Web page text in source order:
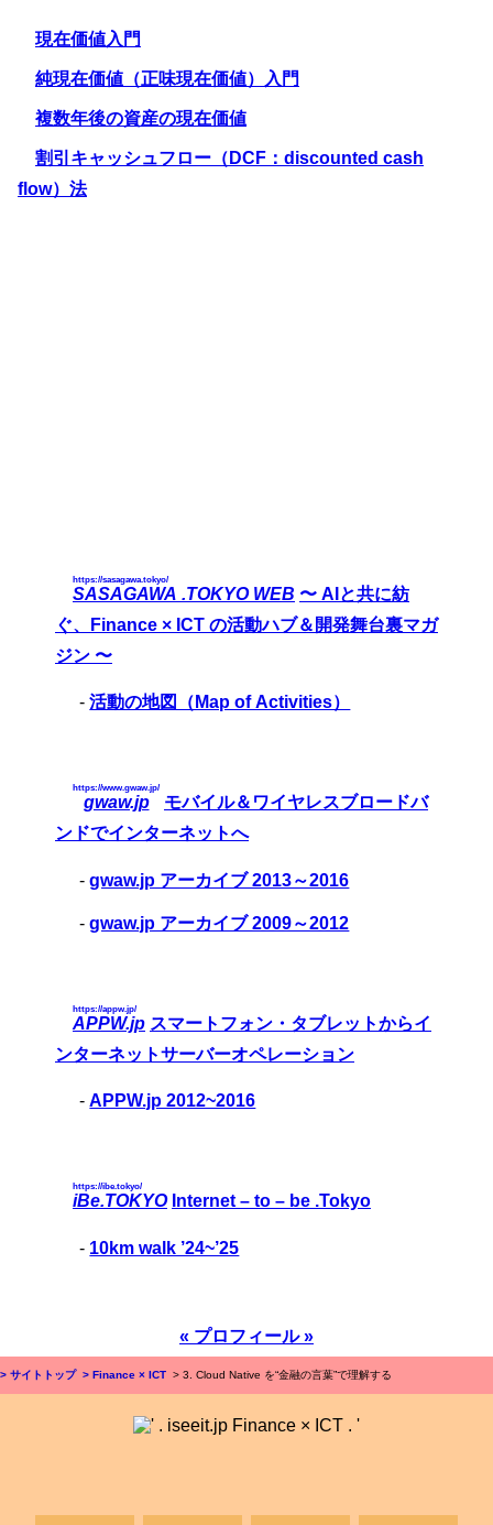
現在価値入門
純現在価値（正味現在価値）入門
複数年後の資産の現在価値
割引キャッシュフロー（DCF：discounted cash
flow）法
SASAGAWA .TOKYO WEB
https://sasagawa.tokyo/
〜 AIと共に紡
ぐ、Finance × ICT の活動ハブ＆開発舞台裏マガ
ジン 〜
-活動の地図（Map of Activities）
gwaw.jp
https://www.gwaw.jp/
モバイル＆ワイヤレスブロードバ
ンドでインターネットへ
-gwaw.jp アーカイブ 2013～2016
-gwaw.jp アーカイブ 2009～2012
APPW.jp
https://appw.jp/
スマートフォン・タブレットからイ
ンターネットサーバーオペレーション
-APPW.jp 2012~2016
iBe.TOKYO
https://ibe.tokyo/
Internet – to – be .Tokyo
- 10km walk ’24~’25
« プロフィール »
> サイトトップ > Finance × ICT > 3. Cloud Native を“金融の言葉”で理解する